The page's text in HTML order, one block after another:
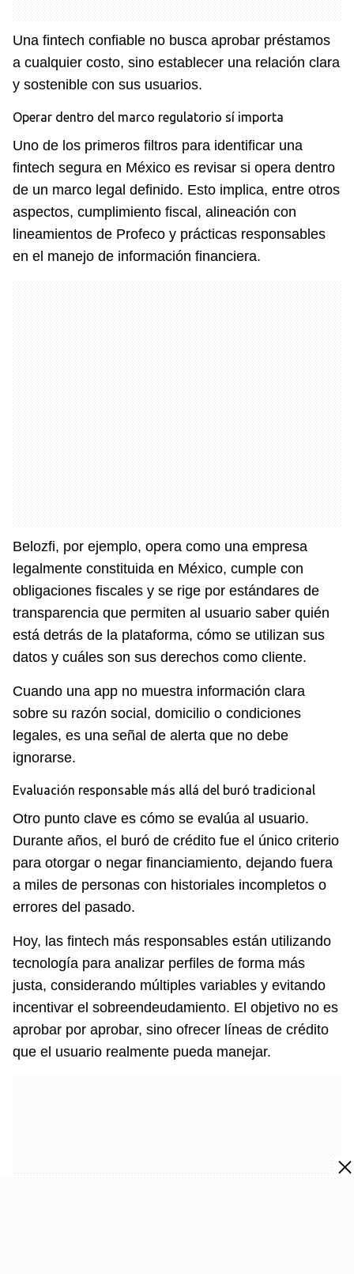
Una fintech confiable no busca aprobar préstamos
a cualquier costo, sino establecer una relación clara
y sostenible con sus usuarios.
Operar dentro del marco regulatorio sí importa
Uno de los primeros filtros para identificar una
fintech segura en México es revisar si opera dentro
de un marco legal definido. Esto implica, entre otros
aspectos, cumplimiento fiscal, alineación con
lineamientos de Profeco y prácticas responsables
en el manejo de información financiera.
Belozfi, por ejemplo, opera como una empresa
legalmente constituida en México, cumple con
obligaciones fiscales y se rige por estándares de
transparencia que permiten al usuario saber quién
está detrás de la plataforma, cómo se utilizan sus
datos y cuáles son sus derechos como cliente.
Cuando una app no muestra información clara
sobre su razón social, domicilio o condiciones
legales, es una señal de alerta que no debe
ignorarse.
Evaluación responsable más allá del buró tradicional
Otro punto clave es cómo se evalúa al usuario.
Durante años, el buró de crédito fue el único criterio
para otorgar o negar financiamiento, dejando fuera
a miles de personas con historiales incompletos o
errores del pasado.
Hoy, las fintech más responsables están utilizando
tecnología para analizar perfiles de forma más
justa, considerando múltiples variables y evitando
incentivar el sobreendeudamiento. El objetivo no es
aprobar por aprobar, sino ofrecer líneas de crédito
que el usuario realmente pueda manejar.